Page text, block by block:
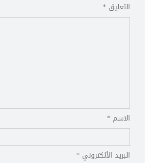
التعليق *
الاسم *
البريد الألكتروني *